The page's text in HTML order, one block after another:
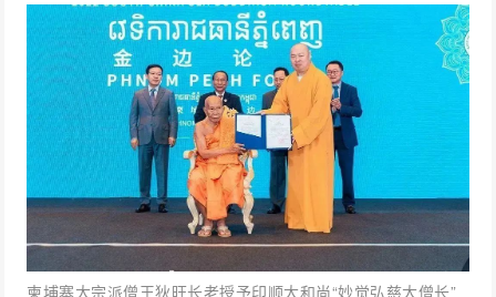
柬埔寨大宗派僧王狄旺长老授予印顺大和尚“妙觉弘慈大僧长”